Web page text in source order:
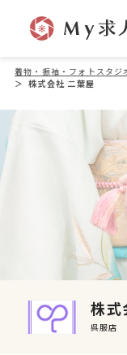
着物・振袖・フォトスタジ
＞ 株式会社 二葉屋
株式
呉服店